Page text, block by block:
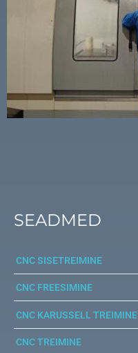
SEADMED
CNC SISETREIMINE
CNC FREESIMINE
CNC KARUSSELL TREIMINE
CNC TREIMINE